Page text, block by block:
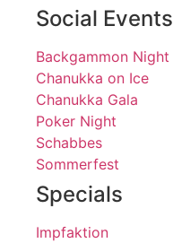
Social Events
Backgammon Night
Chanukka on Ice
Chanukka Gala
Poker Night
Schabbes
Sommerfest
Specials
Impfaktion